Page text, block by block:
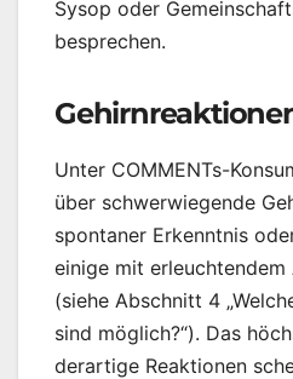
Sysop oder
besprechen.
Gehirnreaktione
Unter COMMENTs-
über schwerwiegende
spontaner Erkenntnis
einige mit
(siehe Abschnitt 4
sind möglich?“). Das
derartige Reaktionen